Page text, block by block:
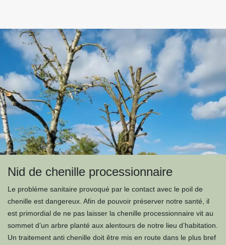
Nid de chenille processionnaire
Le problème sanitaire provoqué par le contact avec le poil de
chenille est dangereux. Afin de pouvoir préserver notre santé, il
est primordial de ne pas laisser la chenille processionnaire vit au
sommet d’un arbre planté aux alentours de notre lieu d’habitation.
Un traitement anti chenille doit être mis en route dans le plus bref